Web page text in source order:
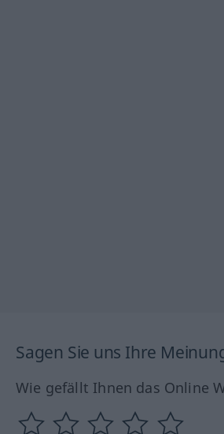
Sagen Sie uns Ihre
Wie gefällt Ihnen das Online